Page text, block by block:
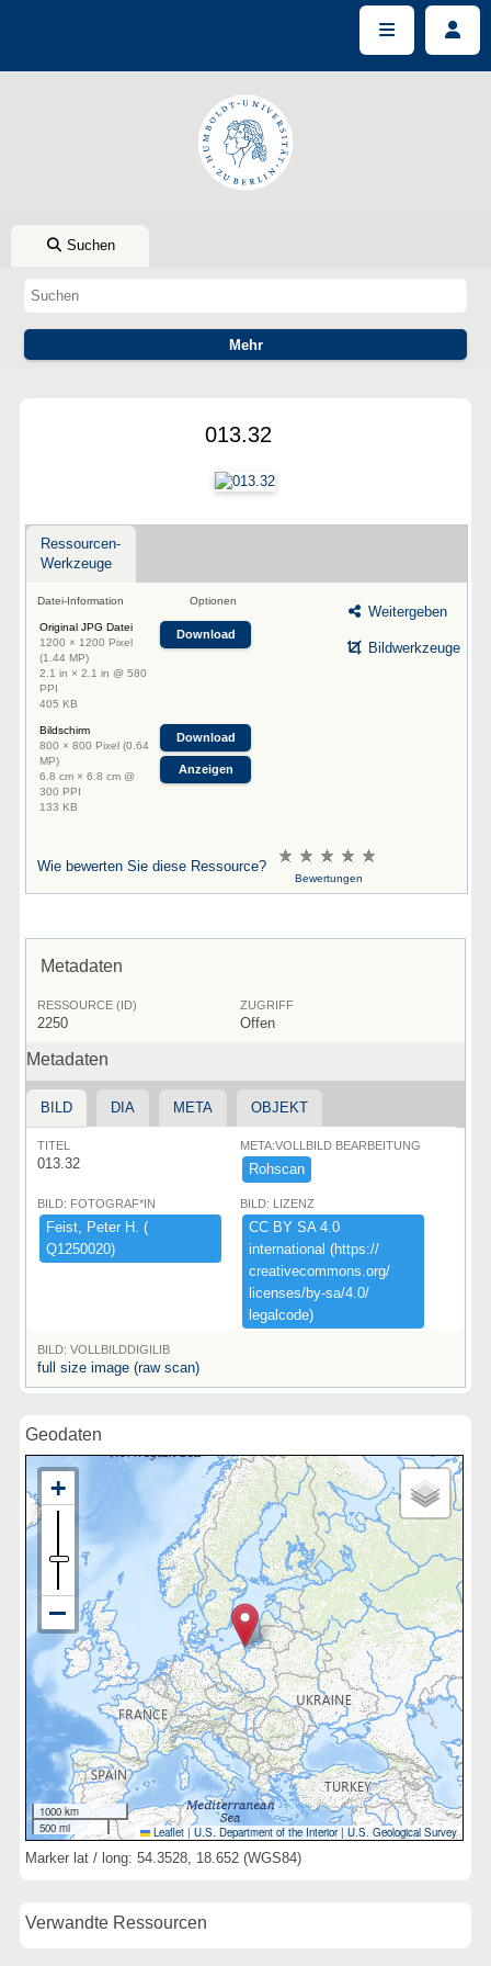
Suchen
013.32
Ressourcen-
Werkzeuge
Datei-Information Optionen
Original JPG Datei
1200 × 1200 Pixel
(1.44 MP)
2.1 in × 2.1 in @ 580
PPI
405 KB
Download
Bildschirm
800 × 800 Pixel (0.64
MP)
6.8 cm × 6.8 cm @
300 PPI
133 KB
Download
Anzeigen
Weitergeben
Bildwerkzeuge
Wie bewerten Sie diese Ressource?
Bewertungen
Metadaten
RESSOURCE (ID)
2250
ZUGRIFF
Offen
Metadaten
BILD DIA META OBJEKT
TITEL
013.32
META:VOLLBILD BEARBEITUNG
Rohscan
BILD: FOTOGRAF*IN
Feist,​ ​Peter ​H.​ ​(​
Q1250020)​
BILD: LIZENZ
CC ​BY ​SA ​4.​0 ​
international ​(​https:​/​/​
creativecommons.​org/​
licenses/​by-​sa/​4.​0/​
legalcode)​
BILD: VOLLBILDDIGILIB
full size image (raw scan)
Geodaten
1000 km
500 mi
Leaflet | U.S. Department of the Interior|U.S. Geological Survey
Marker lat / long: 54.3528, 18.652 (WGS84)
Verwandte Ressourcen